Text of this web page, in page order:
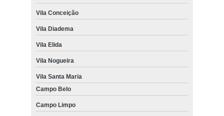
Vila Conceição
Vila Diadema
Vila Elida
Vila Nogueira
Vila Santa Maria
Campo Belo
Campo Limpo